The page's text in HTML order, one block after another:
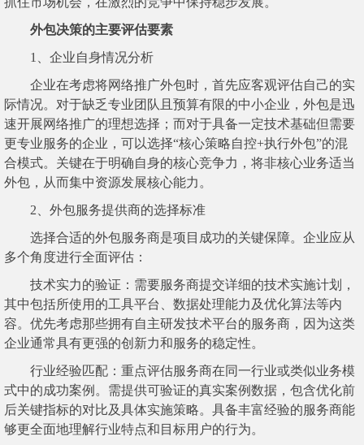
外包决策的主要评估要素
1、 企业自身情况分析
企业在考虑将网络推广外包时，首先应客观评估自己的实
际情况。对于缺乏专业团队且预算有限的中小企业，外包是迅
速开展网络推广的理想选择；而对于具备一定技术基础但需要
更专业服务的企业，可以选择“核心策略自控+执行外包”的混
合模式。关键在于明确自身的核心竞争力，将非核心业务适当
外包，从而集中资源发展核心能力。
2、 外包服务提供商的选择标准
选择合适的外包服务商是项目成功的关键保障。企业应从
多个角度进行全面评估：
技术实力的验证：需要服务商提交详细的技术实施计划，
其中包括所使用的工具平台、数据处理能力及优化算法等内
容。优先考虑那些拥有自主研发技术平台的服务商，因为这类
企业通常具有更强的创新力和服务的稳定性。
行业经验匹配：重点评估服务商在同一行业或类似业务模
式中的成功案例。需提供可验证的真实案例数据，包含优化前
后关键指标的对比及具体实施策略。具备丰富经验的服务商能
够更全面地理解行业特点和目标用户的行为。